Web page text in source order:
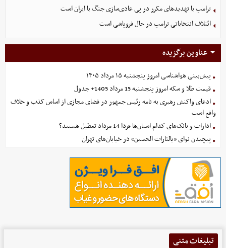
ترامپ با تهدیدهای مکرر در پی عادی‌سازی جنگ با ایران است
ائتلاف انتخاباتی ترامپ در حال فروپاشی است
عناوین برگزیده
پیش‌بینی هواشناسی امروز پنجشنبه ۱۵ مرداد ۱۴۰۵
قیمت طلا و سکه امروز پنجشنبه 15 مرداد 1405+ جدول
ادعای واکنش رهبری به نامه رئیس جمهور در فضای مجازی از اساس کذب و خلاف
واقع است
ادارات و بانک‌های کدام استان‌ها فردا 14 مرداد تعطیل هستند؟
پیچیدن نوای «یالثارات الحسین» در خیابان‌های تهران
تبلیغات متنی